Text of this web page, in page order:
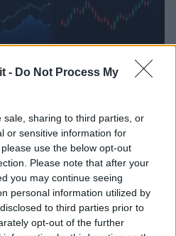
- Do Not Process My
sale, sharing to third parties, or
or sensitive information for
use the below opt-out
Please note that after your
you may continue seeing
personal information utilized by
to third parties prior to
opt-out of the further
domina con il 56,7%